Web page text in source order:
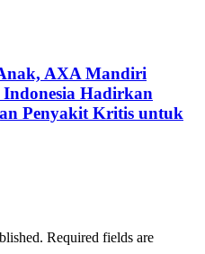
AXA Mandiri
Hadirkan
Penyakit Kritis untuk
Required fields are